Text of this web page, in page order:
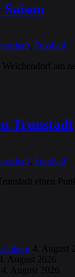
Fussball
am
Trunstadt
Fussball
einen
4. August
August 2026
4. August 2026